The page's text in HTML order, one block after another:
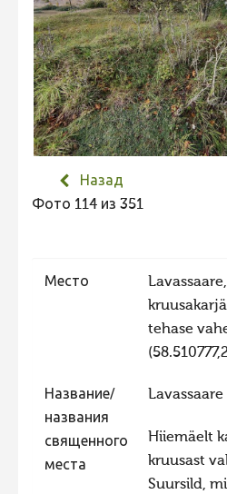
Не учитываются 2024
Видео 2024
Фотоконкурс 2023
Не учитываются 2023
Видео 2023
Не учитываются 2022
Фотоконкурс 2020
Фотоконкурс 2019
Фотоконкурс 2018
Фотоконкурс 2017
Фотоконкурс 2016
Назад
Фото 114 из 351
Место
tehase
Название/
названия
священного
места
Hiiemäelt
kruusast
Suursild,